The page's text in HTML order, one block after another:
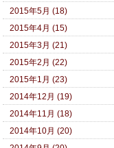
2015年5月 (18)
2015年4月 (15)
2015年3月 (21)
2015年2月 (22)
2015年1月 (23)
2014年12月 (19)
2014年11月 (18)
2014年10月 (20)